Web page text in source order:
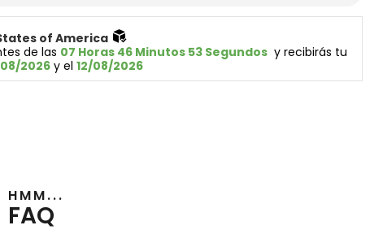
of America
de las 07 Horas 46 Minutos 53 Segundos
  y recibirás tu
08/2026 y el 12/08/2026
HMM...
FAQ